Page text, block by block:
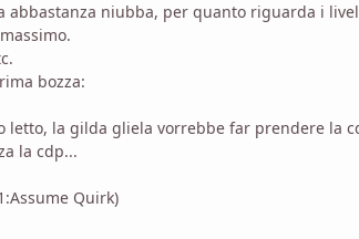
abbastanza niubba, per quanto riguarda i
bozza:
letto, la gilda gliela vorrebbe far prendere la
la cdp...
Quirk)